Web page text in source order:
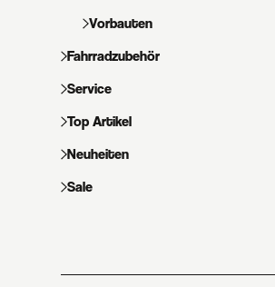
Vorbauten
Fahrradzubehör
Service
Top Artikel
Neuheiten
Sale